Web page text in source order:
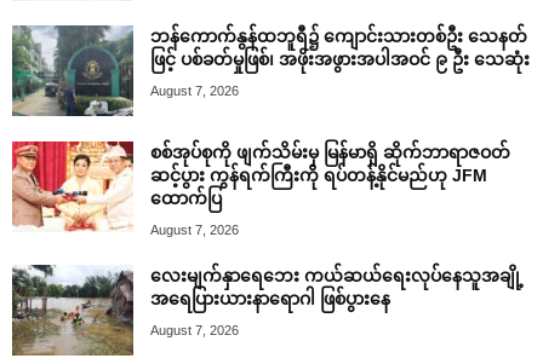
ဘန်ကောက်နွန်ထဘူရီ၌ ကျောင်းသားတစ်ဦး သေနတ်
ဖြင့် ပစ်ခတ်မှုဖြစ်၊ အဖိုးအဖွားအပါအဝင် ၉ ဦး သေဆုံး
August 7, 2026
စစ်အုပ်စုကို ဖျက်သိမ်းမှ မြန်မာရှိ ဆိုက်ဘာရာဇဝတ်
ဆင့်ပွား ကွန်ရက်ကြီးကို ရပ်တန့်နိုင်မည်ဟု JFM
ထောက်ပြ
August 7, 2026
လေးမျက်နှာရေဘေး ကယ်ဆယ်ရေးလုပ်နေသူအချို့
အရေပြားယားနာရောဂါ ဖြစ်ပွားနေ
August 7, 2026